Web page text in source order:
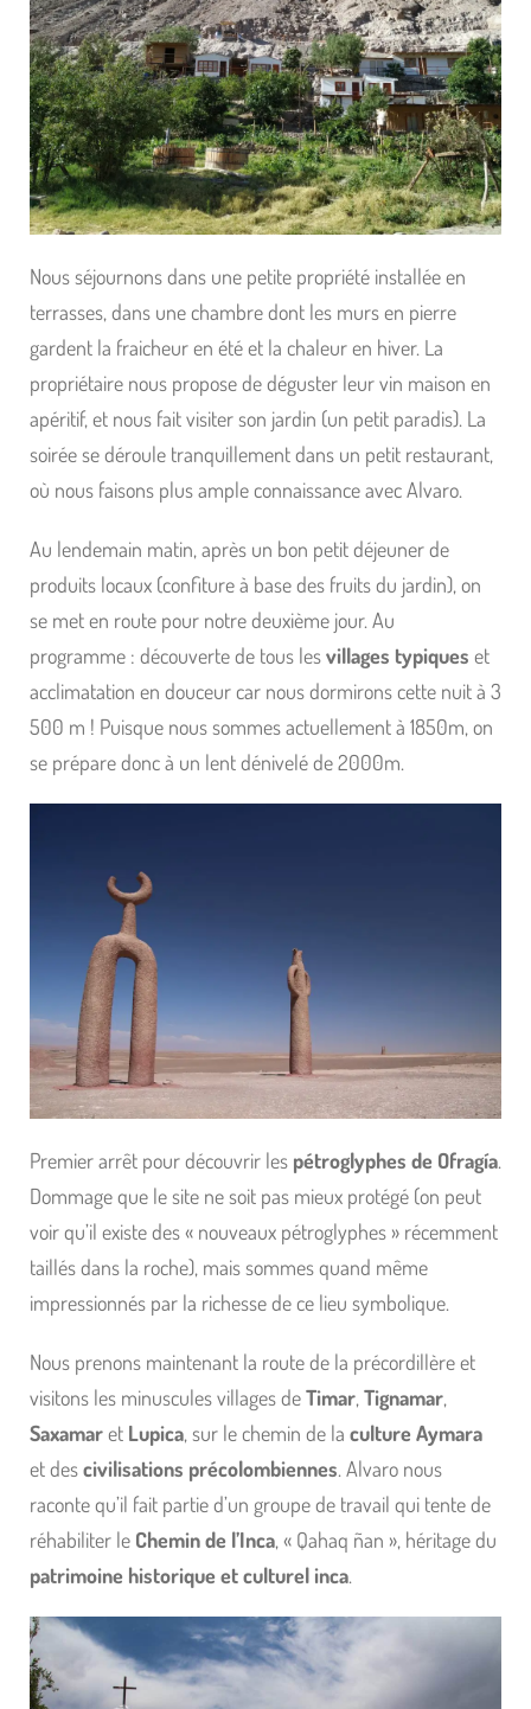
Nous séjournons dans une petite propriété installée en
terrasses, dans une chambre dont les murs en pierre
gardent la fraicheur en été et la chaleur en hiver. La
propriétaire nous propose de déguster leur vin maison en
apéritif, et nous fait visiter son jardin (un petit paradis). La
soirée se déroule tranquillement dans un petit restaurant,
où nous faisons plus ample connaissance avec Alvaro.
Au lendemain matin, après un bon petit déjeuner de
produits locaux (confiture à base des fruits du jardin), on
se met en route pour notre deuxième jour. Au
programme : découverte de tous lesvillages typiques et
acclimatation en douceur car nous dormirons cette nuit à 3
500 m ! Puisque nous sommes actuellement à 1850m, on
se prépare donc à un lent dénivelé de 2000m.
Premier arrêt pour découvrir les pétroglyphes de Ofragía.
Dommage que le site ne soit pas mieux protégé (on peut
voir qu’il existe des « nouveaux pétroglyphes » récemment
taillés dans la roche), mais sommes quand même
impressionnés par la richesse de ce lieu symbolique.
Nous prenons maintenant la route de la précordillère et
visitons les minuscules villages deTimar, Tignamar,
Saxamaret Lupica, sur le chemin de la culture Aymara
et descivilisations précolombiennes. Alvaro nous
raconte qu’il fait partie d’un groupe de travail qui tente de
réhabiliter le Chemin de l’Inca, « Qahaq ñan », héritage du
patrimoine historique et culturel inca.